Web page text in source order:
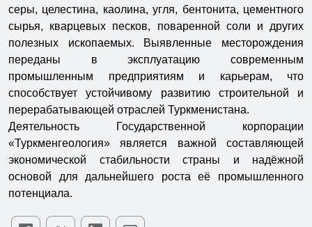
серы, целестина, каолина, угля, бентонита, цементного
сырья, кварцевых песков, поваренной соли и других
полезных ископаемых. Выявленные месторождения
переданы в эксплуатацию современным
промышленным предприятиям и карьерам, что
способствует устойчивому развитию строительной и
перерабатывающей отраслей Туркменистана.
Деятельность Государственной корпорации
«Туркменгеология» является важной составляющей
экономической стабильности страны и надёжной
основой для дальнейшего роста её промышленного
потенциала.